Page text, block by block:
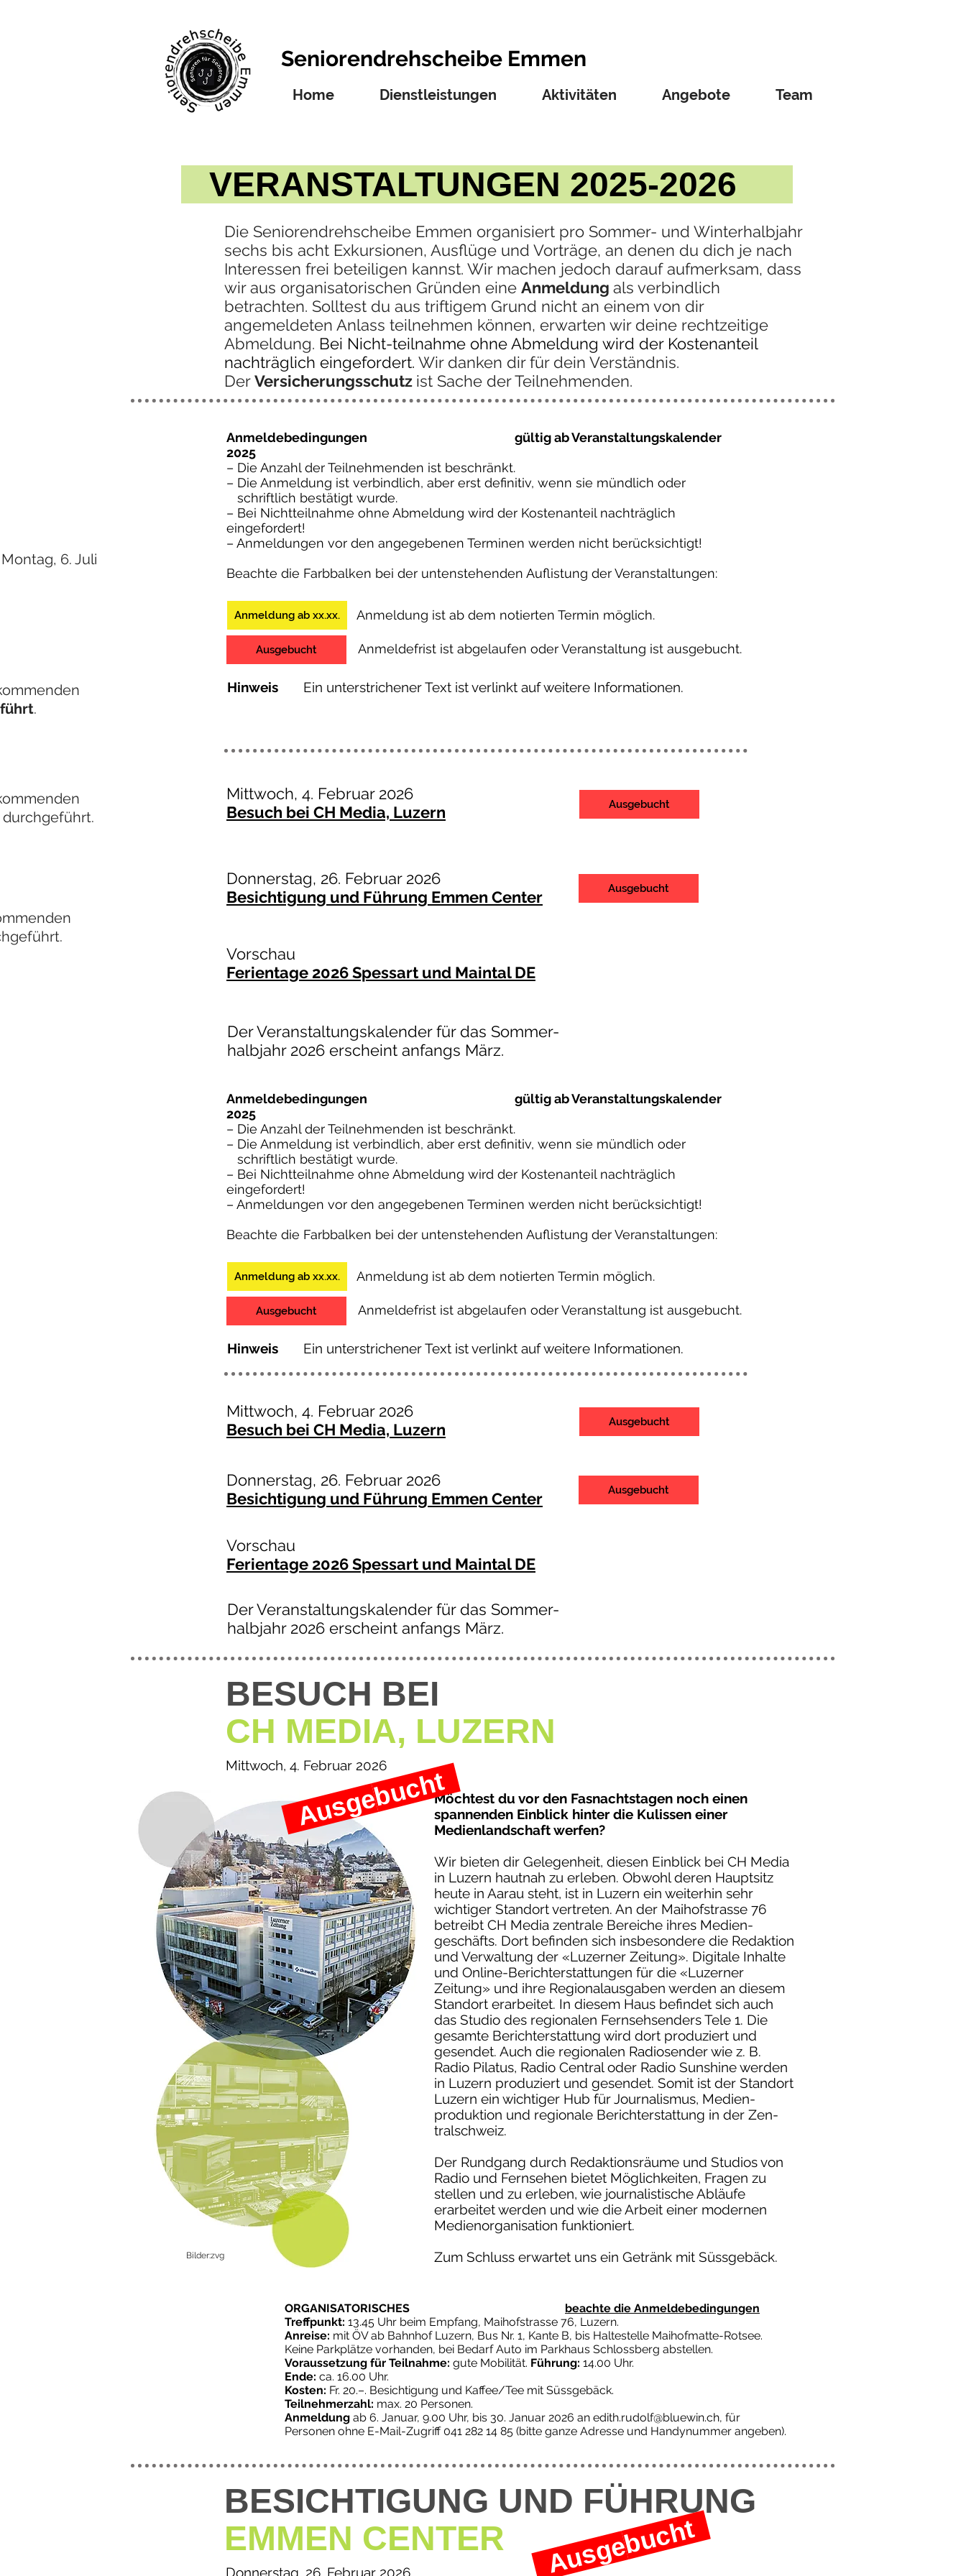
Seniorendrehscheibe Emmen
Home Dienstleistungen Aktivitäten Angebote Team
VERANSTALTUNGEN 2025-2026
Die Seniorendrehscheibe Emmen organisiert pro Sommer- und Winterhalbjahr
sechs bis acht Exkursionen, Ausflüge und Vorträge, an denen du dich je nach
Interessen frei beteiligen kannst. Wir machen jedoch darauf aufmerksam, dass
wir aus organisatorischen Gründen eine Anmeldung als verbindlich
betrachten. Solltest du aus triftigem Grund nicht an einem von dir
angemeldeten Anlass teilnehmen können, erwarten wir deine rechtzeitige
Abmeldung. Bei Nicht-teilnahme ohne Abmeldung wird der Kostenanteil
nachträglich eingefordert. Wir danken dir für dein Verständnis.
DerVersicherungsschutz ist Sache der Teilnehmenden.
6. Juli
Anmeldebedingungen
gültig ab Veranstaltungskalender
2025
– Die Anzahl der Teilnehmenden ist beschränkt.
– Die Anmeldung ist verbindlich, aber erst definitiv, wenn sie mündlich oder
schriftlich bestätigt wurde.
– Bei Nichtteilnahme ohne Abmeldung wird der Kostenanteil nachträglich
eingefordert!
– Anmeldungen vor den angegebenen Terminen werden nicht berücksichtigt!
Beachte die Farbbalken bei der untenstehenden Auflistung der Veranstaltungen:
Anmeldung ab xx.xx. Anmeldung ist ab dem notierten Termin möglich.
Ausgebucht Anmeldefrist ist abgelaufen oder Veranstaltung ist ausgebucht.
.
Hinweis Ein unterstrichener Text ist verlinkt auf weitere Informationen.
durchgeführt.
.
Mittwoch, 4. Februar 2026
Besuch bei CH Media, Luzern
Ausgebucht
Donnerstag, 26. Februar 2026
Besichtigung und Führung Emmen Center
Ausgebucht
Vorschau
Ferientage 2026 Spessart und Maintal DE
Der Veranstaltungskalender für das Sommer-
halbjahr 2026 erscheint anfangs März.
Anmeldebedingungen
gültig ab Veranstaltungskalender
2025
– Die Anzahl der Teilnehmenden ist beschränkt.
– Die Anmeldung ist verbindlich, aber erst definitiv, wenn sie mündlich oder
schriftlich bestätigt wurde.
– Bei Nichtteilnahme ohne Abmeldung wird der Kostenanteil nachträglich
eingefordert!
– Anmeldungen vor den angegebenen Terminen werden nicht berücksichtigt!
Beachte die Farbbalken bei der untenstehenden Auflistung der Veranstaltungen:
Anmeldung ab xx.xx. Anmeldung ist ab dem notierten Termin möglich.
Ausgebucht Anmeldefrist ist abgelaufen oder Veranstaltung ist ausgebucht.
Hinweis Ein unterstrichener Text ist verlinkt auf weitere Informationen.
Mittwoch, 4. Februar 2026
Besuch bei CH Media, Luzern
Ausgebucht
Donnerstag, 26. Februar 2026
Besichtigung und Führung Emmen Center
Ausgebucht
Vorschau
Ferientage 2026 Spessart und Maintal DE
Der Veranstaltungskalender für das Sommer-
halbjahr 2026 erscheint anfangs März.
BESUCH BEI
CH MEDIA, LUZERN
Mittwoch, 4. Februar 2026
Bilder:zvg
Möchtest du vor den Fasnachtstagen noch einen
spannenden Einblick hinter die Kulissen einer
Medienlandschaft werfen?
Wir bieten dir Gelegenheit, diesen Einblick bei CH Media
in Luzern hautnah zu erleben. Obwohl deren Hauptsitz
heute in Aarau steht, ist in Luzern ein weiterhin sehr
wichtiger Standort vertreten. An der Maihofstrasse 76
betreibt CH Media zentrale Bereiche ihres Medien-
geschäfts. Dort befinden sich insbesondere die Redaktion
und Verwaltung der «Luzerner Zeitung». Digitale Inhalte
und Online-Berichterstattungen für die «Luzerner
Zeitung» und ihre Regionalausgaben werden an diesem
Standort erarbeitet. In diesem Haus befindet sich auch
das Studio des regionalen Fernsehsenders Tele 1. Die
gesamte Berichterstattung wird dort produziert und
gesendet. Auch die regionalen Radio­sender wie z. B.
Radio Pilatus, Radio Central oder Radio Sunshine werden
in Luzern produziert und gesendet. Somit ist der Standort
Luzern ein wichtiger Hub für Journalismus, Medien-
produktion und regionale Berichterstattung in der Zen-
tralschweiz.
Der Rundgang durch Redaktionsräume und Studios von
Radio und Fernsehen bietet Möglichkeiten, Fragen zu
stellen und zu erleben, wie journalistische Abläufe
erarbeitet werden und wie die Arbeit einer modernen
Medienorganisation funktioniert.
Zum Schluss erwartet uns ein Getränk mit Süssgebäck.
Ausgebucht
ORGANISATORISCHES beachte die Anmeldebedingungen
Treffpunkt: 13.45 Uhr beim Empfang, Maihofstrasse 76, Luzern.
Anreise: mit ÖV ab Bahnhof Luzern, Bus Nr. 1, Kante B, bis Haltestelle Maihofmatte-Rotsee.
Keine Parkplätze vorhanden, bei Bedarf Auto im Parkhaus Schlossberg abstellen.
Voraussetzung für Teilnahme: gute Mobilität. Führung: 14.00 Uhr.
Ende: ca. 16.00 Uhr.
Kosten: Fr. 20.–. Besichtigung und Kaffee/Tee mit Süssgebäck.
Teilnehmerzahl: max. 20 Personen.
Anmeldung ab 6. Januar, 9.00 Uhr, bis 30. Januar 2026 an edith.rudolf@bluewin.ch, für
Personen ohne E-Mail-Zugriff 041 282 14 85 (bitte ganze Adresse und Handynummer angeben).
BESICHTIGUNG UND FÜHRUNG
EMMEN CENTER
Donnerstag, 26. Februar 2026 Ausgebucht